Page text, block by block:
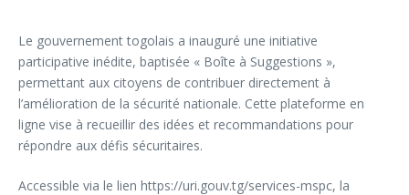
Le gouvernement togolais a inauguré une initiative
participative inédite, baptisée « Boîte à Suggestions »,
permettant aux citoyens de contribuer directement à
l’amélioration de la sécurité nationale. Cette plateforme en
ligne vise à recueillir des idées et recommandations pour
répondre aux défis sécuritaires.
Accessible via le lien https://uri.gouv.tg/services-mspc, la